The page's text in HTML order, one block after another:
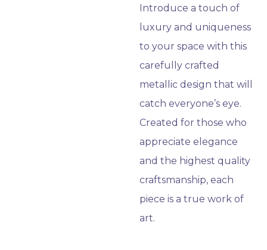
Introduce a touch of
luxury and uniqueness
to your space with this
carefully crafted
metallic design that will
catch everyone’s eye.
Created for those who
appreciate elegance
and the highest quality
craftsmanship, each
piece is a true work of
art.